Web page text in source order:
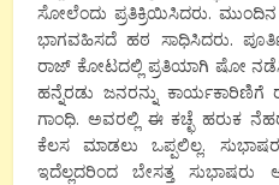
ಸೋಲೆಂದು ಪ್ರತಿಕ್ರಿಯಿಸಿದರು. ಮುಂದಿನ
ಭಾಗವಹಿಸದೆ ಹಠ ಸಾಧಿಸಿದರು.
ರಾಜ್ ಕೋಟದಲ್ಲಿ ಪ್ರತಿಯಾಗಿ ಷೋ
ಹನ್ನೆರಡು ಜನರನ್ನು
ಗಾಂಧಿ. ಅವರಲ್ಲಿ ಈ ಕಚ್ಛೆ ಹರುಕ
ಕೆಲಸ ಮಾಡಲು ಒಪ್ಪಲಿಲ್ಲ.
ಇದೆಲ್ಲದರಿಂದ ಬೇಸತ್ತ ಸುಭಾಷರು